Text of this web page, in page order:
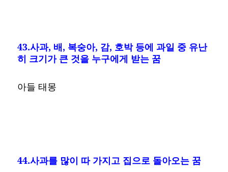
43.사과, 배, 복숭아, 감, 호박 등에 과일 중 유난
히 크기가 큰 것을 누구에게 받는 꿈
아들 태몽
44.사과를 많이 따 가지고 집으로 돌아오는 꿈